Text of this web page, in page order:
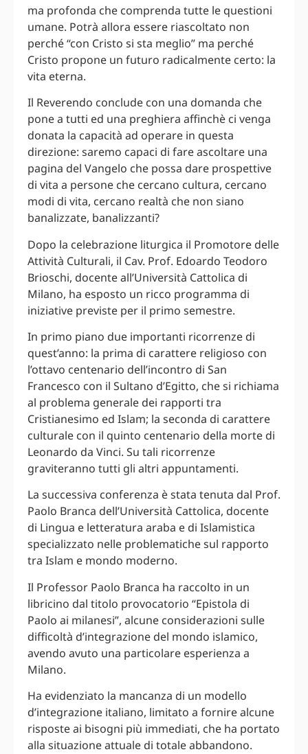
ma profonda che comprenda tutte le questioni
umane. Potrà allora essere riascoltato non
perché “con Cristo si sta meglio” ma perché
Cristo propone un futuro radicalmente certo: la
vita eterna.
Il Reverendo conclude con una domanda che
pone a tutti ed una preghiera affinchè ci venga
donata la capacità ad operare in questa
direzione: saremo capaci di fare ascoltare una
pagina del Vangelo che possa dare prospettive
di vita a persone che cercano cultura, cercano
modi di vita, cercano realtà che non siano
banalizzate, banalizzanti?
Dopo la celebrazione liturgica il Promotore delle
Attività Culturali, il Cav. Prof. Edoardo Teodoro
Brioschi, docente all’Università Cattolica di
Milano, ha esposto un ricco programma di
iniziative previste per il primo semestre.
In primo piano due importanti ricorrenze di
quest’anno: la prima di carattere religioso con
l’ottavo centenario dell’incontro di San
Francesco con il Sultano d’Egitto, che si richiama
al problema generale dei rapporti tra
Cristianesimo ed Islam; la seconda di carattere
culturale con il quinto centenario della morte di
Leonardo da Vinci. Su tali ricorrenze
graviteranno tutti gli altri appuntamenti.
La successiva conferenza è stata tenuta dal Prof.
Paolo Branca dell’Università Cattolica, docente
di Lingua e letteratura araba e di Islamistica
specializzato nelle problematiche sul rapporto
tra Islam e mondo moderno.
Il Professor Paolo Branca ha raccolto in un
libricino dal titolo provocatorio “Epistola di
Paolo ai milanesi”, alcune considerazioni sulle
difficoltà d’integrazione del mondo islamico,
avendo avuto una particolare esperienza a
Milano.
Ha evidenziato la mancanza di un modello
d’integrazione italiano, limitato a fornire alcune
risposte ai bisogni più immediati, che ha portato
alla situazione attuale di totale abbandono.